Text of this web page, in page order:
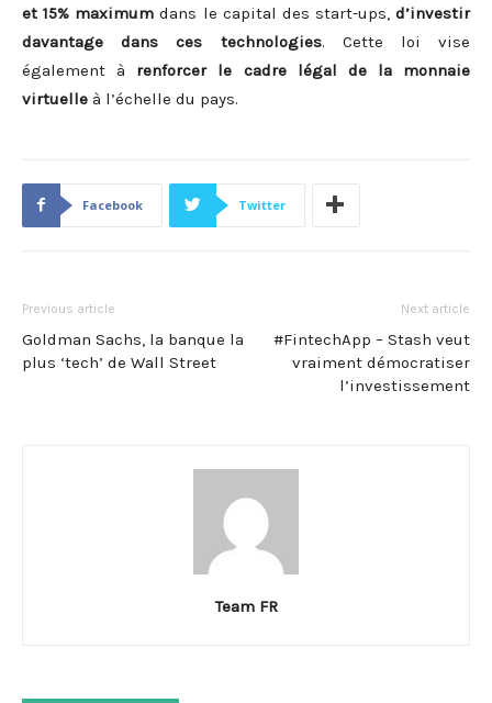
et 15% maximum dans le capital des start-ups,d’investir
davantage dans ces technologies. Cette loi vise
également à renforcer le cadre légal de la monnaie
virtuelle à l’échelle du pays.
Facebook Twitter
Previous article
Goldman Sachs, la banque la
plus ‘tech’ de Wall Street
Next article
#FintechApp – Stash veut
vraiment démocratiser
l’investissement
Team FR